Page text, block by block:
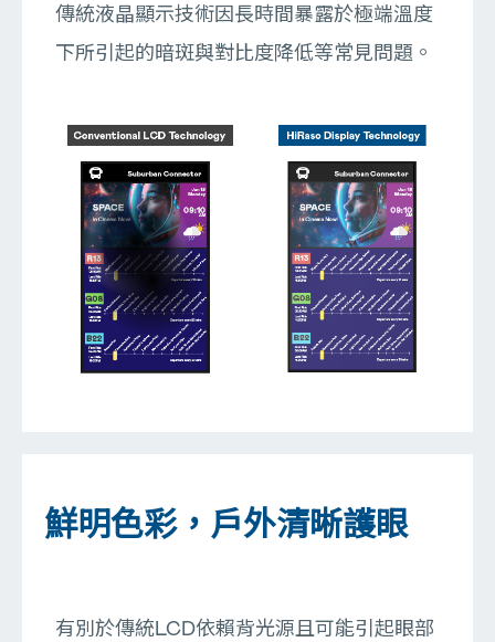
傳統液晶顯示技術因長時間暴露於極端溫度
下所引起的暗斑與對比度降低等常見問題。
鮮明色彩，戶外清晰護眼
有別於傳統LCD依賴背光源且可能引起眼部